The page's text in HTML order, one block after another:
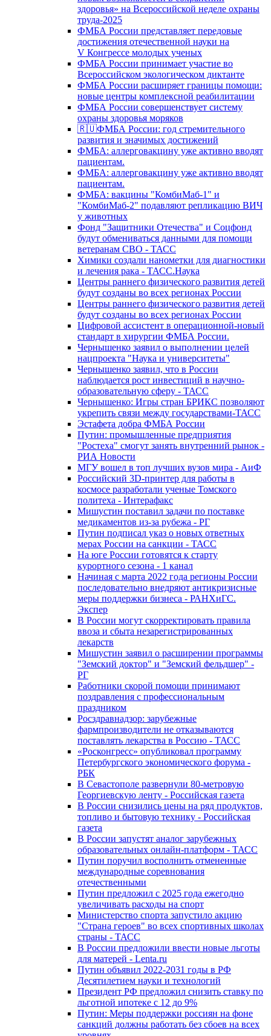
здоровья» на Всероссийской неделе охраны
труда-2025
ФМБА России представляет передовые
достижения отечественной науки на
V Конгрессе молодых ученых
ФМБА России принимает участие во
Всероссийском экологическом диктанте
ФМБА России расширяет границы помощи:
новые центры комплексной реабилитации
ФМБА России совершенствует систему
охраны здоровья моряков
🇷🇺ФМБА России: год стремительного
развития и значимых достижений
ФМБА: аллерговакцину уже активно вводят
пациентам.
ФМБА: аллерговакцину уже активно вводят
пациентам.
ФМБА: вакцины "КомбиМаб-1" и
"КомбиМаб-2" подавляют репликацию ВИЧ
у животных
Фонд "Защитники Отечества" и Соцфонд
будут обмениваться данными для помощи
ветеранам СВО - ТАСС
Химики создали нанометки для диагностики
и лечения рака - ТАСС.Наука
Центры раннего физического развития детей
будут созданы во всех регионах России
Центры раннего физического развития детей
будут созданы во всех регионах России
Цифровой ассистент в операционной-новый
стандарт в хирургии ФМБА России.
Чернышенко заявил о выполнении целей
нацпроекта "Наука и университеты"
Чернышенко заявил, что в России
наблюдается рост инвестиций в научно-
образовательную сферу - ТАСС
Чернышенко: Игры стран БРИКС позволяют
укрепить связи между государствами-ТАСС
Эстафета добра ФМБА России
Путин: промышленные предприятия
"Ростеха" смогут занять внутренний рынок -
РИА Новости
МГУ вошел в топ лучших вузов мира - АиФ
Российский 3D-принтер для работы в
космосе разработали ученые Томского
политеха - Интерафакс
Мишустин поставил задачи по поставке
медикаментов из-за рубежа - РГ
Путин подписал указ о новых ответных
мерах России на санкции - ТАСС
На юге России готовятся к старту
курортного сезона - 1 канал
Начиная с марта 2022 года регионы России
последовательно внедряют антикризисные
меры поддержки бизнеса - РАНХиГС.
Экспер
В России могут скорректировать правила
ввоза и сбыта незарегистрированных
лекарств
Мишустин заявил о расширении программы
"Земский доктор" и "Земский фельдшер" -
РГ
Работники скорой помощи принимают
поздравления с профессиональным
праздником
Росздравнадзор: зарубежные
фармпроизводители не отказываются
поставлять лекарства в Россию - ТАСС
«Росконгресс» опубликовал программу
Петербургского экономического форума -
РБК
В Севастополе развернули 80-метровую
Георгиевскую ленту - Российская газета
В России снизились цены на ряд продуктов,
топливо и бытовую технику - Российская
газета
В России запустят аналог зарубежных
образовательных онлайн-платформ - ТАСС
Путин поручил восполнить отмененные
международные соревнования
отечественными
Путин предложил с 2025 года ежегодно
увеличивать расходы на спорт
Министерство спорта запустило акцию
"Страна героев" во всех спортивных школах
страны - ТАСС
В России предложили ввести новые льготы
для матерей - Lenta.ru
Путин объявил 2022-2031 годы в РФ
Десятилетием науки и технологий
Президент РФ предложил снизить ставку по
льготной ипотеке с 12 до 9%
Путин: Меры поддержки россиян на фоне
санкций должны работать без сбоев на всех